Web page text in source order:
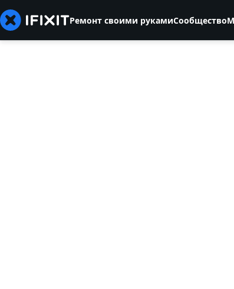
Ремонт своими рукамиСообщество